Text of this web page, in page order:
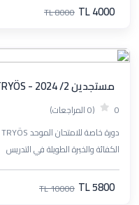
TL 4000
TL 8000
مستجدين 2/ TRYÖS - 2024
0 (0 المراجعات)
الكفائة والخبرة الطويلة في التدريس
TL 5800
TL 10000